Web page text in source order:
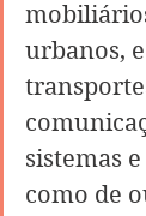
urbanos,
sistemas
como de